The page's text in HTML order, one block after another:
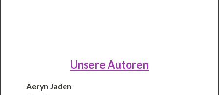
Unsere Autoren
Aeryn Jaden